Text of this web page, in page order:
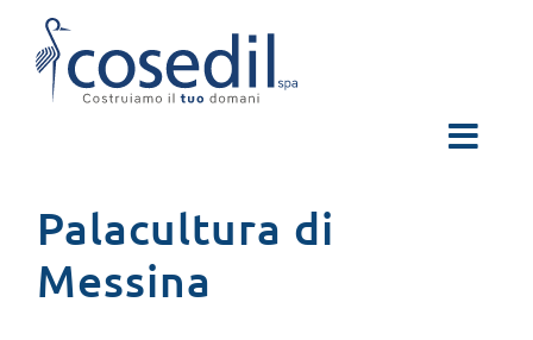
contenuto
Palacultura di
Messina